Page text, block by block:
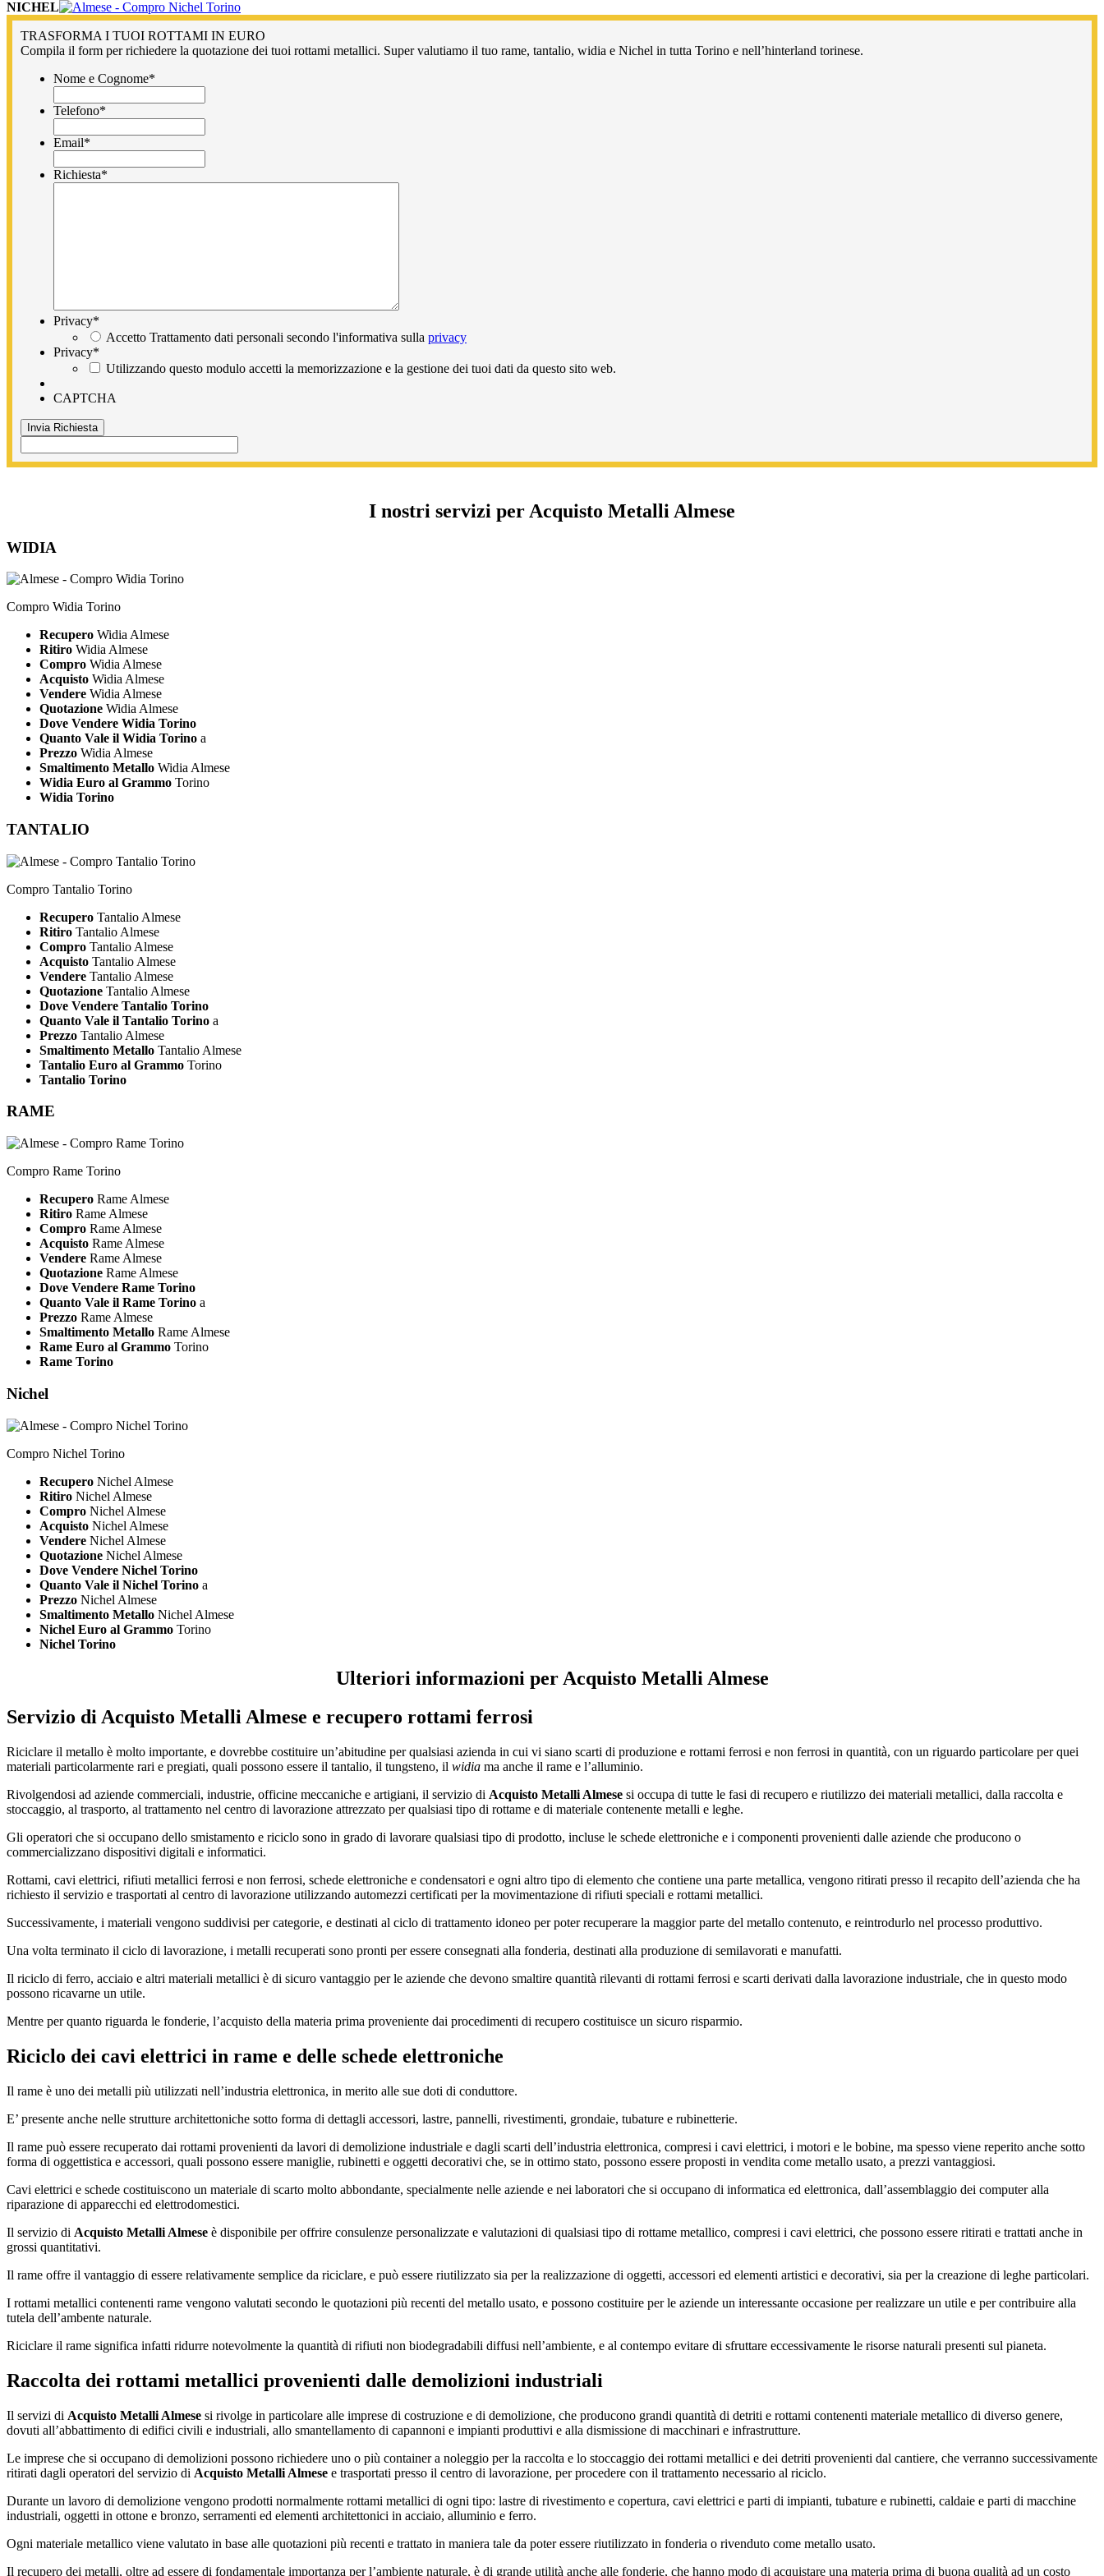
NICHEL
TRASFORMA I TUOI ROTTAMI IN EURO
Compila il form per richiedere la quotazione dei tuoi rottami metallici. Super valutiamo il tuo rame, tantalio, widia e Nichel in tutta Torino e nell’hinterland torinese.
Nome e Cognome*
Telefono*
Email*
Richiesta*
Privacy*
Accetto Trattamento dati personali secondo l'informativa sulla privacy
Privacy*
Utilizzando questo modulo accetti la memorizzazione e la gestione dei tuoi dati da questo sito web.
CAPTCHA
I nostri servizi per Acquisto Metalli Almese
WIDIA
Compro Widia Torino
Recupero Widia Almese
Ritiro Widia Almese
Compro Widia Almese
Acquisto Widia Almese
Vendere Widia Almese
Quotazione Widia Almese
Dove Vendere Widia Torino
Quanto Vale il Widia Torino a
Prezzo Widia Almese
Smaltimento Metallo Widia Almese
Widia Euro al Grammo Torino
Widia Torino
TANTALIO
Compro Tantalio Torino
Recupero Tantalio Almese
Ritiro Tantalio Almese
Compro Tantalio Almese
Acquisto Tantalio Almese
Vendere Tantalio Almese
Quotazione Tantalio Almese
Dove Vendere Tantalio Torino
Quanto Vale il Tantalio Torino a
Prezzo Tantalio Almese
Smaltimento Metallo Tantalio Almese
Tantalio Euro al Grammo Torino
Tantalio Torino
RAME
Compro Rame Torino
Recupero Rame Almese
Ritiro Rame Almese
Compro Rame Almese
Acquisto Rame Almese
Vendere Rame Almese
Quotazione Rame Almese
Dove Vendere Rame Torino
Quanto Vale il Rame Torino a
Prezzo Rame Almese
Smaltimento Metallo Rame Almese
Rame Euro al Grammo Torino
Rame Torino
Nichel
Compro Nichel Torino
Recupero Nichel Almese
Ritiro Nichel Almese
Compro Nichel Almese
Acquisto Nichel Almese
Vendere Nichel Almese
Quotazione Nichel Almese
Dove Vendere Nichel Torino
Quanto Vale il Nichel Torino a
Prezzo Nichel Almese
Smaltimento Metallo Nichel Almese
Nichel Euro al Grammo Torino
Nichel Torino
Ulteriori informazioni per Acquisto Metalli Almese
Servizio diAcquisto Metalli Almese e recupero rottami ferrosi
Riciclare il metallo è molto importante, e dovrebbe costituire un’abitudine per qualsiasi azienda in cui vi siano scarti di produzione e rottami ferrosi e non ferrosi in quantità, con un riguardo particolare per quei
materiali particolarmente rari e pregiati, quali possono essere il tantalio, il tungsteno, il widia ma anche il rame e l’alluminio.
Rivolgendosi ad aziende commerciali, industrie, officine meccaniche e artigiani, il servizio di Acquisto Metalli Almese si occupa di tutte le fasi di recupero e riutilizzo dei materiali metallici, dalla raccolta e
stoccaggio, al trasporto, al trattamento nel centro di lavorazione attrezzato per qualsiasi tipo di rottame e di materiale contenente metalli e leghe.
Gli operatori che si occupano dello smistamento e riciclo sono in grado di lavorare qualsiasi tipo di prodotto, incluse le schede elettroniche e i componenti provenienti dalle aziende che producono o
commercializzano dispositivi digitali e informatici.
Rottami, cavi elettrici, rifiuti metallici ferrosi e non ferrosi, schede elettroniche e condensatori e ogni altro tipo di elemento che contiene una parte metallica, vengono ritirati presso il recapito dell’azienda che ha
richiesto il servizio e trasportati al centro di lavorazione utilizzando automezzi certificati per la movimentazione di rifiuti speciali e rottami metallici.
Successivamente, i materiali vengono suddivisi per categorie, e destinati al ciclo di trattamento idoneo per poter recuperare la maggior parte del metallo contenuto, e reintrodurlo nel processo produttivo.
Una volta terminato il ciclo di lavorazione, i metalli recuperati sono pronti per essere consegnati alla fonderia, destinati alla produzione di semilavorati e manufatti.
Il riciclo di ferro, acciaio e altri materiali metallici è di sicuro vantaggio per le aziende che devono smaltire quantità rilevanti di rottami ferrosi e scarti derivati dalla lavorazione industriale, che in questo modo
possono ricavarne un utile.
Mentre per quanto riguarda le fonderie, l’acquisto della materia prima proveniente dai procedimenti di recupero costituisce un sicuro risparmio.
Riciclo dei cavi elettrici in rame e delle schede elettroniche
Il rame è uno dei metalli più utilizzati nell’industria elettronica, in merito alle sue doti di conduttore.
E’ presente anche nelle strutture architettoniche sotto forma di dettagli accessori, lastre, pannelli, rivestimenti, grondaie, tubature e rubinetterie.
Il rame può essere recuperato dai rottami provenienti da lavori di demolizione industriale e dagli scarti dell’industria elettronica, compresi i cavi elettrici, i motori e le bobine, ma spesso viene reperito anche sotto
forma di oggettistica e accessori, quali possono essere maniglie, rubinetti e oggetti decorativi che, se in ottimo stato, possono essere proposti in vendita come metallo usato, a prezzi vantaggiosi.
Cavi elettrici e schede costituiscono un materiale di scarto molto abbondante, specialmente nelle aziende e nei laboratori che si occupano di informatica ed elettronica, dall’assemblaggio dei computer alla
riparazione di apparecchi ed elettrodomestici.
Il servizio di Acquisto Metalli Almese è disponibile per offrire consulenze personalizzate e valutazioni di qualsiasi tipo di rottame metallico, compresi i cavi elettrici, che possono essere ritirati e trattati anche in
grossi quantitativi.
Il rame offre il vantaggio di essere relativamente semplice da riciclare, e può essere riutilizzato sia per la realizzazione di oggetti, accessori ed elementi artistici e decorativi, sia per la creazione di leghe particolari.
I rottami metallici contenenti rame vengono valutati secondo le quotazioni più recenti del metallo usato, e possono costituire per le aziende un interessante occasione per realizzare un utile e per contribuire alla
tutela dell’ambente naturale.
Riciclare il rame significa infatti ridurre notevolmente la quantità di rifiuti non biodegradabili diffusi nell’ambiente, e al contempo evitare di sfruttare eccessivamente le risorse naturali presenti sul pianeta.
Raccolta dei rottami metallici provenienti dalle demolizioni industriali
Il servizi di Acquisto Metalli Almese si rivolge in particolare alle imprese di costruzione e di demolizione, che producono grandi quantità di detriti e rottami contenenti materiale metallico di diverso genere,
dovuti all’abbattimento di edifici civili e industriali, allo smantellamento di capannoni e impianti produttivi e alla dismissione di macchinari e infrastrutture.
Le imprese che si occupano di demolizioni possono richiedere uno o più container a noleggio per la raccolta e lo stoccaggio dei rottami metallici e dei detriti provenienti dal cantiere, che verranno successivamente
ritirati dagli operatori del servizio di Acquisto Metalli Almese e trasportati presso il centro di lavorazione, per procedere con il trattamento necessario al riciclo.
Durante un lavoro di demolizione vengono prodotti normalmente rottami metallici di ogni tipo: lastre di rivestimento e copertura, cavi elettrici e parti di impianti, tubature e rubinetti, caldaie e parti di macchine
industriali, oggetti in ottone e bronzo, serramenti ed elementi architettonici in acciaio, alluminio e ferro.
Ogni materiale metallico viene valutato in base alle quotazioni più recenti e trattato in maniera tale da poter essere riutilizzato in fonderia o rivenduto come metallo usato.
Il recupero dei metalli, oltre ad essere di fondamentale importanza per l’ambiente naturale, è di grande utilità anche alle fonderie, che hanno modo di acquistare una materia prima di buona qualità ad un costo